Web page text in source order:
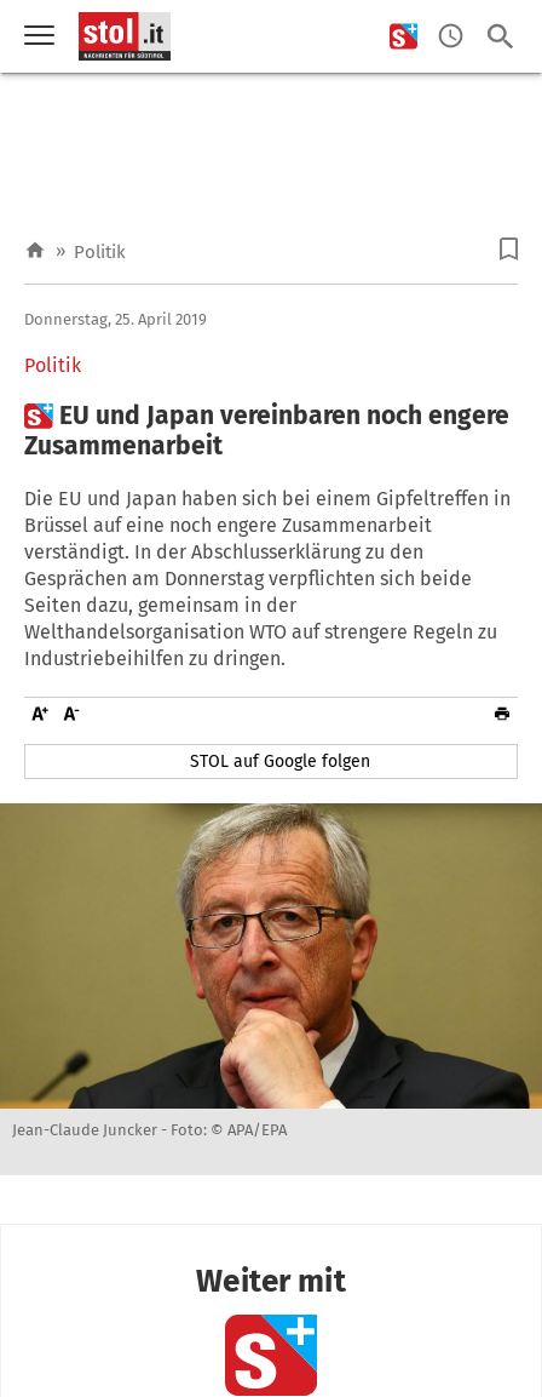
» Politik
Politik
Donnerstag, 25. April 2019
 EU und Japan vereinbaren noch engere
Zusammenarbeit
Die EU und Japan haben sich bei einem Gipfeltreffen in
Brüssel auf eine noch engere Zusammenarbeit
verständigt. In der Abschlusserklärung zu den
Gesprächen am Donnerstag verpflichten sich beide
Seiten dazu, gemeinsam in der
Welthandelsorganisation WTO auf strengere Regeln zu
Industriebeihilfen zu dringen.
STOL auf Google folgen
Jean-Claude Juncker - Foto: © APA/EPA